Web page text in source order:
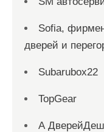
Sofia,
дверей и
Subarubox22
TopGear
А